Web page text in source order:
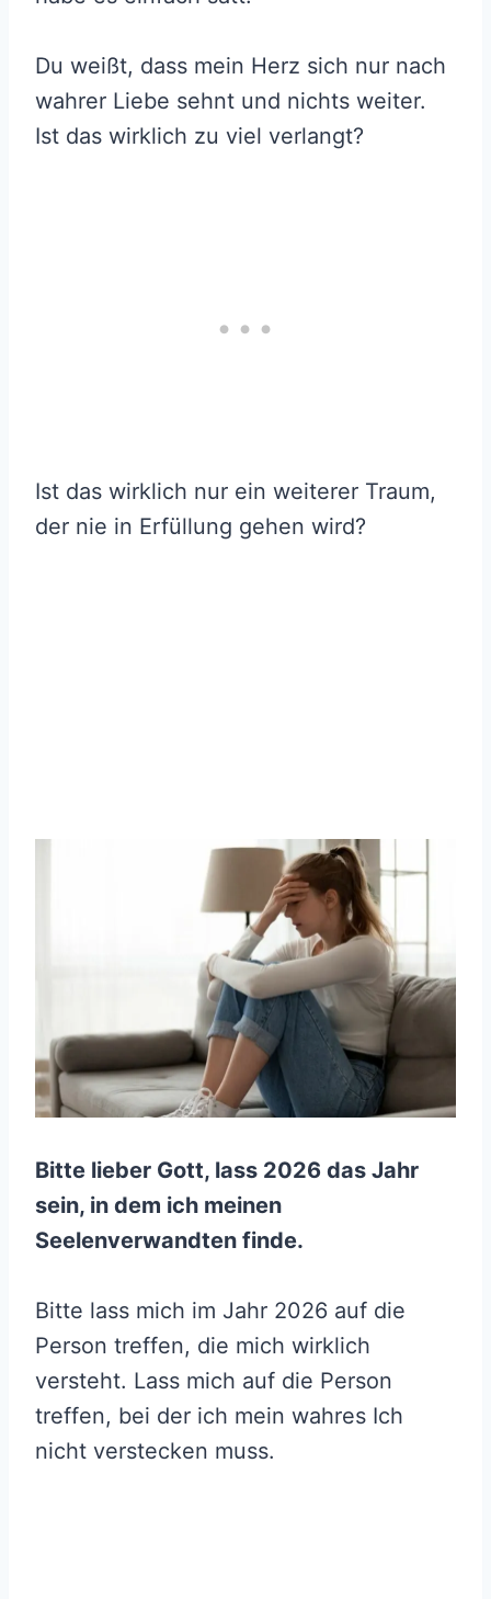
Du weißt, dass mein Herz sich nur nach
wahrer Liebe sehnt und nichts weiter.
Ist das wirklich zu viel verlangt?
Ist das wirklich nur ein weiterer Traum,
der nie in Erfüllung gehen wird?
Bitte lieber Gott, lass 2026 das Jahr
sein, in dem ich meinen
Seelenverwandten finde.
Bitte lass mich im Jahr 2026 auf die
Person treffen, die mich wirklich
versteht. Lass mich auf die Person
treffen, bei der ich mein wahres Ich
nicht verstecken muss.